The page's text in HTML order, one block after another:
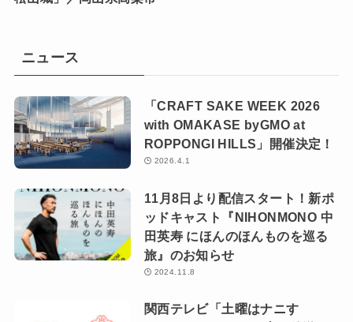
ニュース
「CRAFT SAKE WEEK 2026
with OMAKASE byGMO at
ROPPONGI HILLS」開催決定！
2026.4.1
11月8日より配信スタート！新ポ
ッドキャスト『NIHONMONO 中
田英寿 にほんのほんものを巡る
旅』のお知らせ
2024.11.8
関西テレビ「土曜はナニす